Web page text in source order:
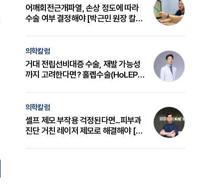
어깨회전근개파열, 손상 정도에 따라
수술 여부 결정해야 [박근민 원장 칼
의학칼럼
거대 전립선비대증 수술, 재발 가능성
까지 고려한다면? 홀렙수술(HoLEP)
의학칼럼
셀프 제모 부작용 걱정된다면...피부과
진단 거친 레이저 제모로 해결해야 [변